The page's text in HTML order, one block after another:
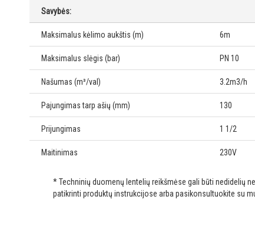
Savybės:
Maksimalus kėlimo aukštis (m) 6m
Maksimalus slėgis (bar) PN 10
Našumas (m³/val) 3.2m3/h
Pajungimas tarp ašių (mm) 130
Prijungimas 1 1/2
Maitinimas 230V
* Techninių duomenų lentelių reikšmėse gali būti nedidelių
patikrinti produktų instrukcijose arba pasikonsultuokite su